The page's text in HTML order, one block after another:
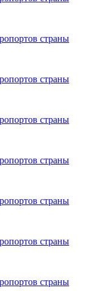
страны
страны
страны
страны
страны
страны
страны